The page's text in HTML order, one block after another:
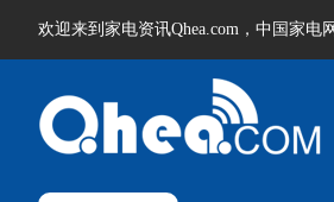
欢迎来到家电资讯Qhea.com，中国家电